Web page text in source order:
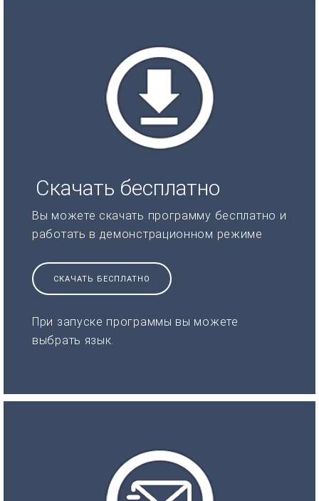
Скачать бесплатно
Вы можете скачать программу бесплатно и
работать в демонстрационном режиме
СКАЧАТЬ БЕСПЛАТНО
При запуске программы вы можете
выбрать язык.